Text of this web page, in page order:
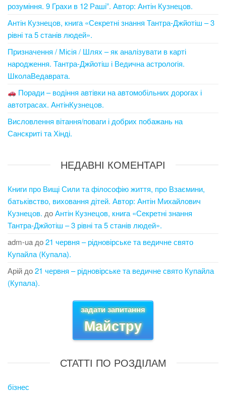
розуміння. 9 Грахи в 12 Раші”. Автор: Антін Кузнецов.
Антін Кузнецов, книга «Секретні знання Тантра-Джйотіш – 3
рівні та 5 станів людей».
Призначення / Місія / Шлях – як аналізувати в карті
народження. Тантра-Джйотіш і Ведична астрологія.
ШколаВедаврата.
Поради – водіння автівки на автомобільних дорогах і
автотрасах. АнтінКузнецов.
Висловлення вітання/поваги і добрих побажань на
Санскриті та Хінді.
НЕДАВНІ КОМЕНТАРІ
Книги про Вищі Сили та філософію життя, про Взаємини,
батьківство, виховання дітей. Автор: Антін Михайлович
Кузнецов. доАнтін Кузнецов, книга «Секретні знання
Тантра-Джйотіш – 3 рівні та 5 станів людей».
adm-uaдо21 червня – рідновірське та ведичне свято
Купайла (Купала).
Арійдо21 червня – рідновірське та ведичне свято Купайла
(Купала).
задати запитання
Майстру
СТАТТІ ПО РОЗДІЛАМ
бізнес